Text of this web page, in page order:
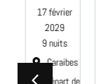
17 février
2029
9 nuits
Caraibes
Départ de